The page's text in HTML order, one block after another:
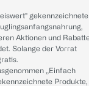
gekennzeichnete
Aktionen und
Solange der Vorrat
„Einfach
Produkte,